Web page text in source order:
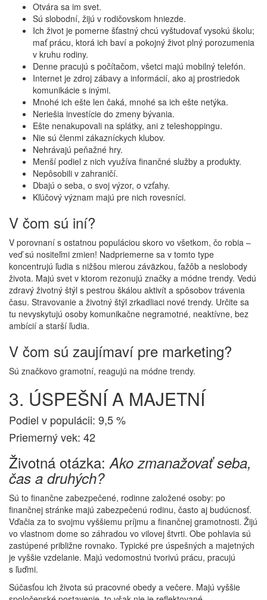
Otvára sa im svet.
Sú slobodní, žijú v rodičovskom hniezde.
Ich život je pomerne šťastný chcú vyštudovať vysokú školu;
mať prácu, ktorá ich baví a pokojný život plný porozumenia
v kruhu rodiny.
Denne pracujú s počítačom, všetci majú mobilný telefón.
Internet je zdroj zábavy a informácií, ako aj prostriedok
komunikácie s inými.
Mnohé ich ešte len čaká, mnohé sa ich ešte netýka.
Neriešia investície do zmeny bývania.
Ešte nenakupovali na splátky, ani z teleshoppingu.
Nie sú členmi zákazníckych klubov.
Nehrávajú peňažné hry.
Menší podiel z nich využíva finančné služby a produkty.
Nepôsobili v zahraničí.
Dbajú o seba, o svoj výzor, o vzťahy.
Kľúčový význam majú pre nich rovesníci.
V čom sú iní?
V porovnaní s ostatnou populáciou skoro vo všetkom, čo robia –
veď sú nositeľmi zmien! Nadpriemerne sa v tomto type
koncentrujú ľudia s nižšou mierou záväzkou, ťažôb a neslobody
života. Majú svet v ktorom rezonujú značky a módne trendy. Vedú
zdravý životný štýl s pestrou škálou aktivít a spôsobov trávenia
času. Stravovanie a životný štýl zrkadliaci nové trendy. Určite sa
tu nevyskytujú osoby komunikačne negramotné, neaktívne, bez
ambícií a starší ľudia.
V čom sú zaujímaví pre marketing?
Sú značkovo gramotní, reagujú na módne trendy.
3. ÚSPEŠNÍ A MAJETNÍ
Podiel v populácii: 9,5 %
Priemerný vek: 42
Životná otázka:Ako zmanažovať seba,
čas a druhých?
Sú to finančne zabezpečené, rodinne založené osoby: po
finančnej stránke majú zabezpečenú rodinu, často aj budúcnosť.
Vďačia za to svojmu vyššiemu príjmu a finančnej gramotnosti. Žijú
vo vlastnom dome so záhradou vo vilovej štvrti. Obe pohlavia sú
zastúpené približne rovnako. Typické pre úspešných a majetných
je vyššie vzdelanie. Majú vedomostnú tvorivú prácu, pracujú
s ľuďmi.
Súčasťou ich života sú pracovné obedy a večere. Majú vyššie